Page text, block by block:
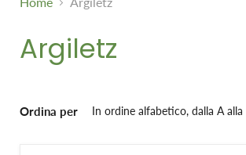
Argiletz
Ordina per